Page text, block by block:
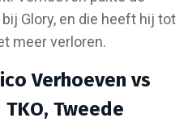
Glory, en die heeft hij tot
meer verloren.
Verhoeven vs
Tweede